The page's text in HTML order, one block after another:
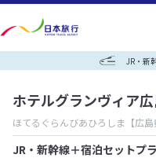
JR・新
ホテルグランヴィア
ほてるぐらんびあひろしま 【広
JR・新幹線＋宿泊セットプ